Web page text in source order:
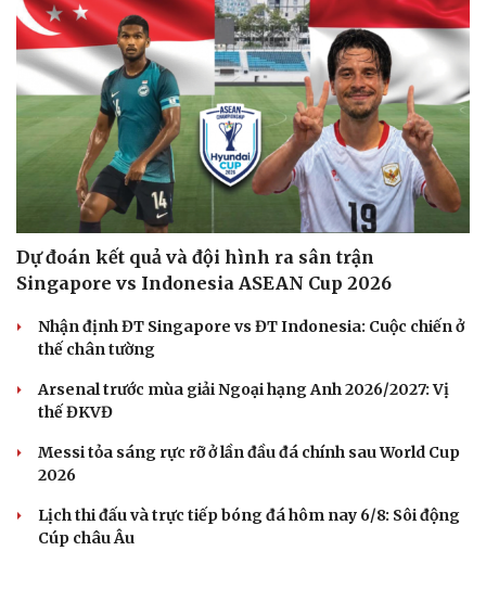
Dự đoán kết quả và đội hình ra sân trận
Singapore vs Indonesia ASEAN Cup 2026
Nhận định ĐT Singapore vs ĐT Indonesia: Cuộc chiến ở
thế chân tường
Arsenal trước mùa giải Ngoại hạng Anh 2026/2027: Vị
thế ĐKVĐ
Messi tỏa sáng rực rỡ ở lần đầu đá chính sau World Cup
2026
Lịch thi đấu và trực tiếp bóng đá hôm nay 6/8: Sôi động
Cúp châu Âu